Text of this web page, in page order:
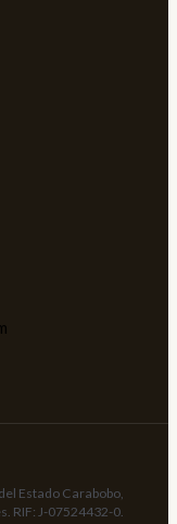
Estado Carabobo,
RIF: J-07524432-0.